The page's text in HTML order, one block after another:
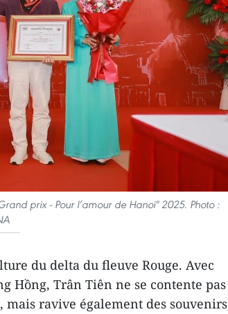
prix - Pour l’amour de Hanoi" 2025. Photo :
du delta du fleuve Rouge. Avec
Hồng, Trân Tiên ne se contente pas
ravive également des souvenirs